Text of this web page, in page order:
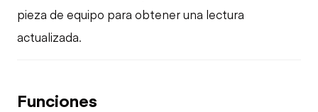
pieza de equipo para obtener una lectura
actualizada.
Funciones